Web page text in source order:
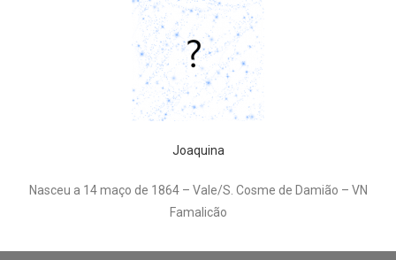
Joaquina
Nasceu a 14 maço de 1864 – Vale/S. Cosme de Damião – VN
Famalicão